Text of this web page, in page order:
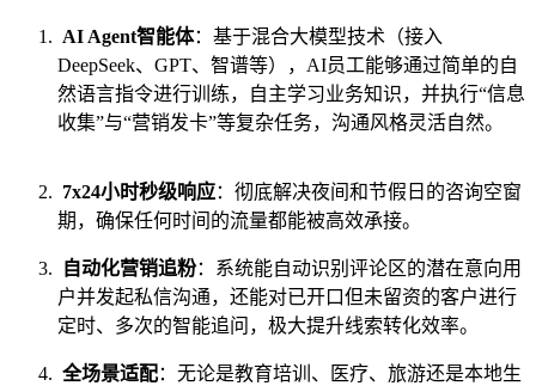
AI Agent智能体：基于混合大模型技术（接入
DeepSeek、GPT、智谱等），AI员工能够通过简单的自
然语言指令进行训练，自主学习业务知识，并执行“信息
收集”与“营销发卡”等复杂任务，沟通风格灵活自然。
7x24小时秒级响应：彻底解决夜间和节假日的咨询空窗
期，确保任何时间的流量都能被高效承接。
自动化营销追粉：系统能自动识别评论区的潜在意向用
户并发起私信沟通，还能对已开口但未留资的客户进行
定时、多次的智能追问，极大提升线索转化效率。
全场景适配：无论是教育培训、医疗、旅游还是本地生